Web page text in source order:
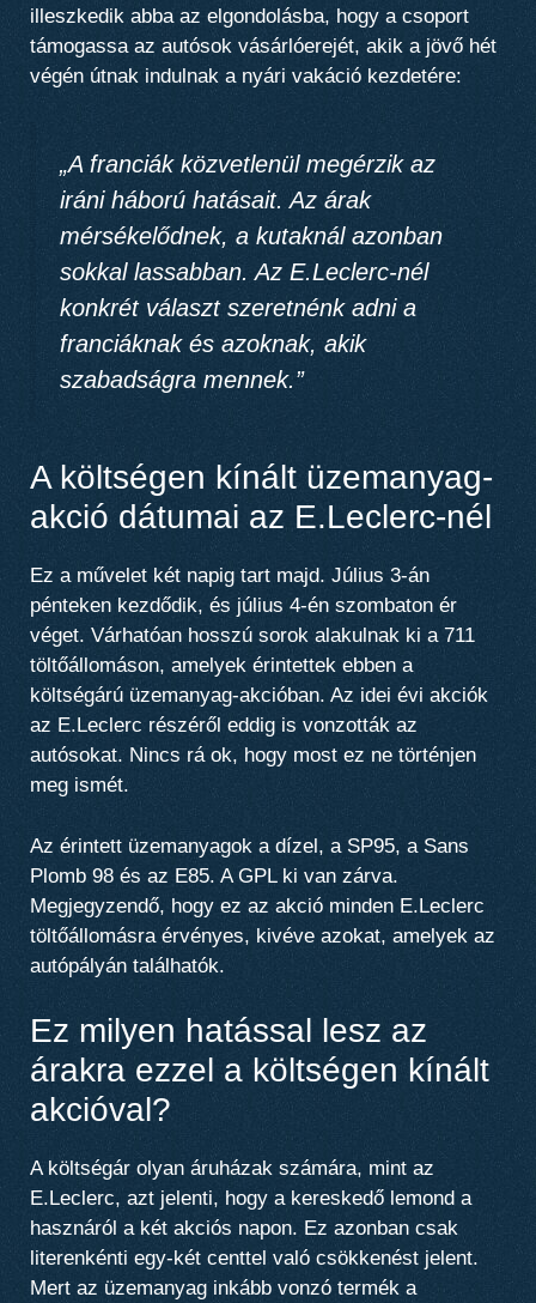
illeszkedik abba az elgondolásba, hogy a csoport
támogassa az autósok vásárlóerejét, akik a jövő hét
végén útnak indulnak a nyári vakáció kezdetére:
„A franciák közvetlenül megérzik az
iráni háború hatásait. Az árak
mérsékelődnek, a kutaknál azonban
sokkal lassabban. Az E.Leclerc-nél
konkrét választ szeretnénk adni a
franciáknakés azoknak, akik
szabadságra mennek.”
A költségen kínált üzemanyag-
akció dátumai az E.Leclerc-nél
Ez a művelet két napig tart majd. Július 3-án
pénteken kezdődik, és július 4-én szombaton ér
véget. Várhatóan hosszú sorok alakulnak ki a 711
töltőállomáson, amelyek érintettek ebben a
költségárú üzemanyag-akcióban. Az idei évi akciók
az E.Leclerc részéről eddig is vonzották az
autósokat. Nincs rá ok, hogy most ez ne történjen
meg ismét.
Az érintett üzemanyagok a dízel, a SP95, a Sans
Plomb 98 és az E85. A GPL ki van zárva.
Megjegyzendő, hogy ez az akció minden E.Leclerc
töltőállomásra érvényes, kivéve azokat, amelyek az
autópályán találhatók.
Ez milyen hatással lesz az
árakra ezzel a költségen kínált
akcióval?
A költségár olyan áruházak számára, mint az
E.Leclerc, azt jelenti, hogy a kereskedő lemond a
hasznáról a két akciós napon. Ez azonban csak
literenkénti egy-két centtel való csökkenést jelent.
Mert az üzemanyag inkább vonzó termék a